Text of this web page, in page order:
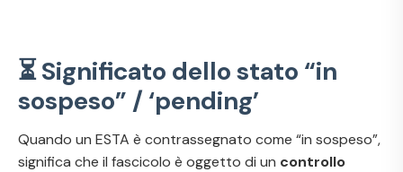
⏳ Significato dello stato “in
sospeso” / ‘pending’
Quando un ESTA è contrassegnato come “in sospeso”,
significa che il fascicolo è oggetto di un controllo